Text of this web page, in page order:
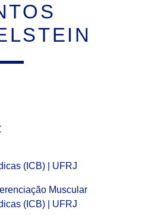
(ICB) | UFRJ
Muscular
(ICB) | UFRJ